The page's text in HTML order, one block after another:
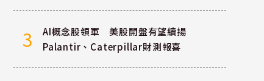
3
AI概念股領軍 美股開盤有望續揚
Palantir、Caterpillar財測報喜